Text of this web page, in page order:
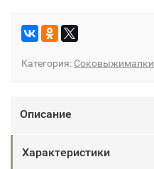
Категория: Соковыжималки
Описание
Характеристики